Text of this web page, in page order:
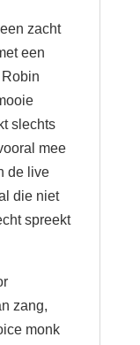
zacht
een
slechts
mee
de live
die niet
spreekt
zang,
monk